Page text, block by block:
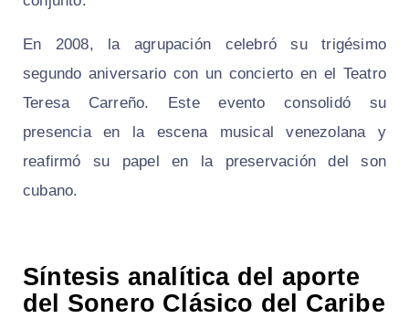
En 2008, la agrupación celebró su trigésimo
segundo aniversario con un concierto en el Teatro
Teresa Carreño. Este evento consolidó su
presencia en la escena musical venezolana y
reafirmó su papel en la preservación del son
cubano.
Síntesis analítica del aporte
del Sonero Clásico del Caribe